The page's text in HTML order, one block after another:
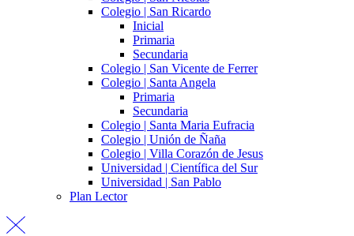
Colegio | San Ricardo
Inicial
Primaria
Secundaria
Colegio | San Vicente de Ferrer
Colegio | Santa Angela
Primaria
Secundaria
Colegio | Santa Maria Eufracia
Colegio | Unión de Ñaña
Colegio | Villa Corazón de Jesus
Universidad | Científica del Sur
Universidad | San Pablo
Plan Lector